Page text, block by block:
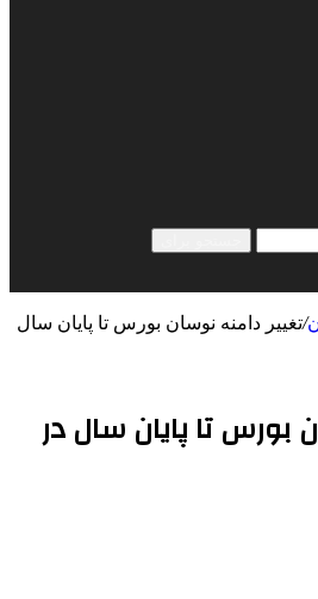
/تغییر دامنه نوسان بورس تا پایان سال
بورس تا پایان سال در